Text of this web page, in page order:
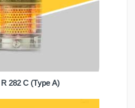
R 282 C (Type A)